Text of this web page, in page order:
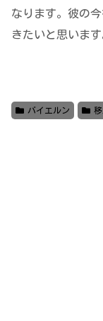
なります。彼の
きたいと思います
バイエルン